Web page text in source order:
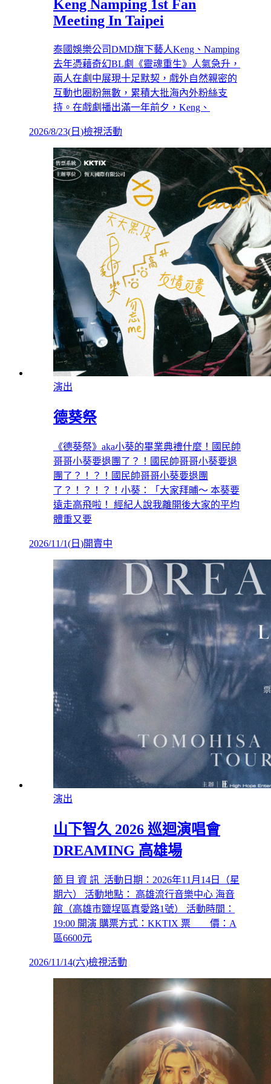
Keng Namping 1st Fan
Meeting In Taipei
泰國娛樂公司DMD旗下藝人Keng、Namping
去年憑藉奇幻BL劇《靈魂重生》人氣急升，
兩人在劇中展現十足默契，戲外自然親密的
互動也圈粉無數，累積大批海內外粉絲支
持。在戲劇播出滿一年前夕，Keng、
2026/8/23( 日 )檢視活動
演出
德葵祭
《德葵祭》aka小葵的畢業典禮什麼！國民帥
哥哥小葵要退團了？！國民帥哥哥小葵要退
團了？！？！國民帥哥哥小葵要退團
了？！？！？！小葵：「大家拜晡～ 本葵要
遠走高飛啦！ 經紀人說我離開後大家的平均
體重又要
2026/11/1( 日 )開賣中
演出
山下智久 2026 巡迴演唱會
DREAMING 高雄場
節 目 資 訊 活動日期：2026年11月14日（星
期六） 活動地點： 高雄流行音樂中心 海音
館（高雄市鹽埕區真愛路1號） 活動時間：
19:00 開演 購票方式：KKTIX 票 價：A
區6600元
2026/11/14(六)檢視活動